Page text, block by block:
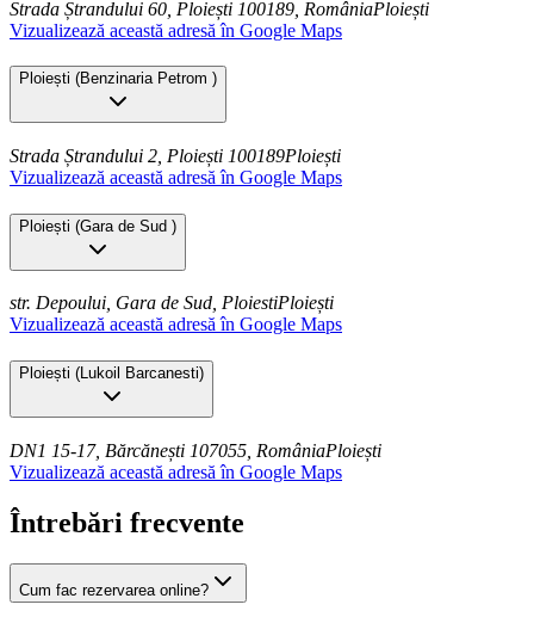
Strada Ștrandului 60, Ploiești 100189, RomâniaPloiești
Vizualizează această adresă în Google Maps
Ploiești (Benzinaria Petrom )
Strada Ștrandului 2, Ploiești 100189Ploiești
Vizualizează această adresă în Google Maps
Ploiești (Gara de Sud )
str. Depoului, Gara de Sud, PloiestiPloiești
Vizualizează această adresă în Google Maps
Ploiești (Lukoil Barcanesti)
DN1 15-17, Bărcănești 107055, RomâniaPloiești
Vizualizează această adresă în Google Maps
Întrebări frecvente
Cum fac rezervarea online?